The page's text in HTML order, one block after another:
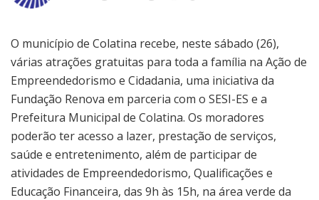
O município de Colatina recebe, neste sábado (26),
várias atrações gratuitas para toda a família na Ação de
Empreendedorismo e Cidadania, uma iniciativa da
Fundação Renova em parceria com o SESI-ES e a
Prefeitura Municipal de Colatina. Os moradores
poderão ter acesso a lazer, prestação de serviços,
saúde e entretenimento, além de participar de
atividades de Empreendedorismo, Qualificações e
Educação Financeira, das 9h às 15h, na área verde da